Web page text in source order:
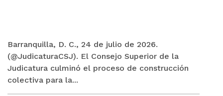
Barranquilla, D. C., 24 de julio de 2026.
(@JudicaturaCSJ). El Consejo Superior de la
Judicatura culminó el proceso de construcción
colectiva para la...